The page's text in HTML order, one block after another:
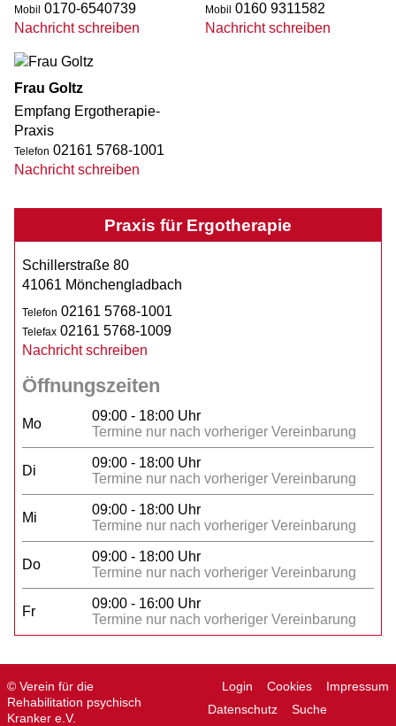
Mobil 0170-6540739
Nachricht schreiben
Mobil 0160 9311582
Nachricht schreiben
Frau Goltz
Emp­fang Ergotherapie-
Praxis
Telefon 02161 5768-1001
Nachricht schreiben
Praxis für Ergotherapie
Schillerstraße 80
41061 Mönchengladbach
Telefon 02161 5768-1001
Telefax 02161 5768-1009
Nachricht schreiben
Öffnungszeiten
Mo
09:00 - 18:00 Uhr
Termine nur nach vorheriger Vereinbarung
Di
09:00 - 18:00 Uhr
Termine nur nach vorheriger Vereinbarung
Mi
09:00 - 18:00 Uhr
Termine nur nach vorheriger Vereinbarung
Do
09:00 - 18:00 Uhr
Termine nur nach vorheriger Vereinbarung
Fr
09:00 - 16:00 Uhr
Termine nur nach vorheriger Vereinbarung
© Verein für die
Rehabilitation psychisch
Kranker e.V.
Login Cookies
Impressum
Datenschutz
Suche